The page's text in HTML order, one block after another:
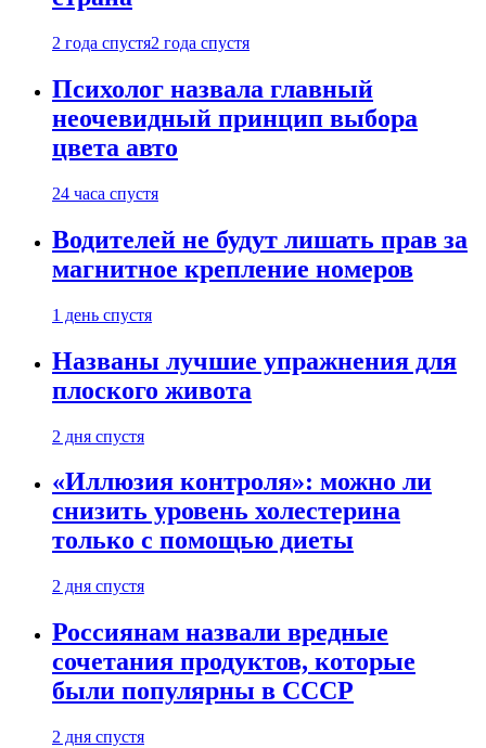
2 года спустя2 года спустя
Психолог назвала главный
неочевидный принцип выбора
цвета авто
24 часа спустя
Водителей не будут лишать прав за
магнитное крепление номеров
1 день спустя
Названы лучшие упражнения для
плоского живота
2 дня спустя
«Иллюзия контроля»: можно ли
снизить уровень холестерина
только с помощью диеты
2 дня спустя
Россиянам назвали вредные
сочетания продуктов, которые
были популярны в СССР
2 дня спустя